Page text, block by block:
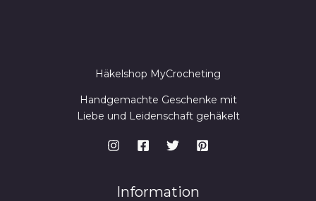
Häkelshop MyCrocheting
Handgemachte Geschenke mit
Liebe und Leidenschaft gehäkelt
Information